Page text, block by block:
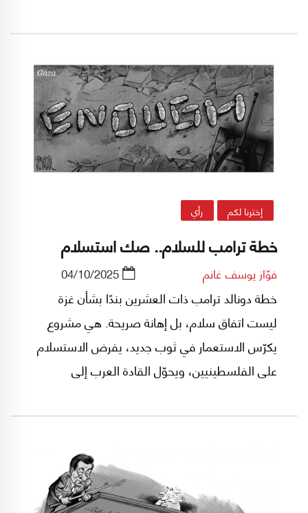
للصناعات التكنولوجية المتقدمة والطاقة المتجددة.
ومع تصاعد التوترات التجارية والتكنولوجية بين
الصين والولايات المتحدة، أصبحت هذه المعادن
محورًا استراتيجيًا في التنافس الاقتصادي العالمي.
إخترنا لكم رأي
خطة ترامب للسلام.. صك استسلام
فوّاز يوسف غانم 04/10/2025
خطة دونالد ترامب ذات العشرين بندًا بشأن غزة
ليست اتفاق سلام، بل إهانة صريحة. هي مشروع
يكرّس الاستعمار في ثوب جديد، يفرض الاستسلام
على الفلسطينيين، ويحوّل القادة العرب إلى
أبيب.. ومن ترامب المهووس بصورته، إلى جاريد
عقارية، إلى توني بلير مجرم الحرب الذي باع كارثة
الحرب على العراق ثم عاد لينصّب نفسه واعظًا أمينًا